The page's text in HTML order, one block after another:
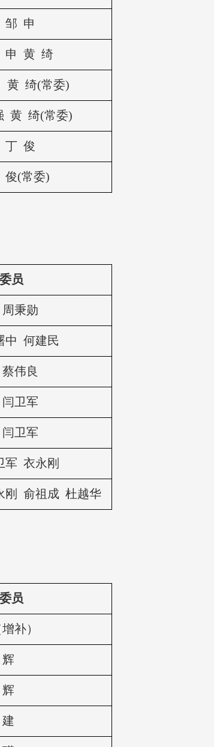
邹 申
申 黄 绮
黄 绮(常委)
黄 绮(常委)
丁 俊
(常委)
员
秉勋
中 何建民
伟良
卫军
卫军
军 衣永刚
刚 俞祖成 杜越华
员
补）